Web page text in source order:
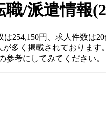
/派遣情報
254,150円、求人件数は
多く掲載されております。
考にしてみてください。